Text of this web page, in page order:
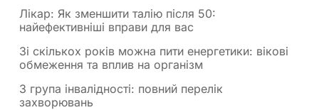
Лікар: Як зменшити талію після 50:
найефективніші вправи для вас
Зі скількох років можна пити енергетики: вікові
обмеження та вплив на організм
3 група інвалідності: повний перелік
захворювань